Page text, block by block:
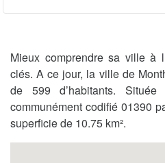
Mieux comprendre sa ville à
clés. A ce jour, la ville de
de 599 d’habitants.
communément codifié 01390
superficie de 10.75 km².